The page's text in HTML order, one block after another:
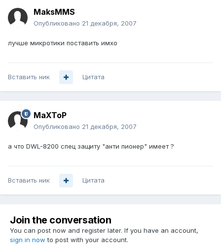
MaksMMS
Опубликовано 21 декабря, 2007
лучше микротики поставить имхо
Вставить ник Цитата
MaXToP
Опубликовано 21 декабря, 2007
а что DWL-8200 спец защиту "анти пионер" имеет ?
Вставить ник Цитата
Join the conversation
You can post now and register later. If you have an account,
sign in now to post with your account.